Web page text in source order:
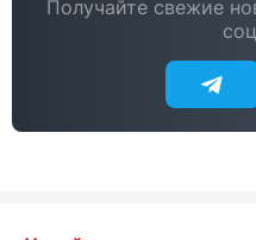
Получайте свежие